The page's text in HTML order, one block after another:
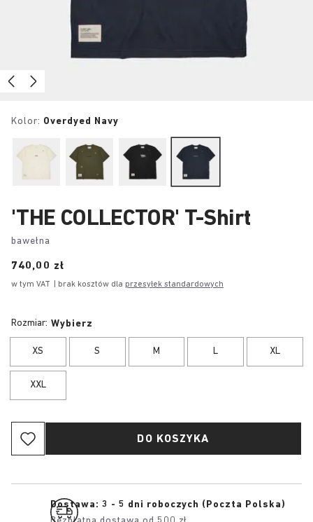
Kolor: Overdyed Navy
'THE COLLECTOR' T-Shirt
bawełna
Price:
740,00 zł
w tym VAT | brak kosztów dla przesyłek standardowych
Rozmiar: Wybierz
XS S M L XL
XXL
DO KOSZYKA
Dostawa: 3 - 5 dni roboczych (Poczta Polska)